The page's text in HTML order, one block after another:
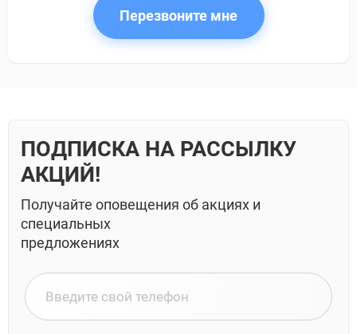
Перезвоните мне
ПОДПИСКА НА РАССЫЛКУ
АКЦИЙ!
Получайте оповещения об акциях и
специальных
предложениях